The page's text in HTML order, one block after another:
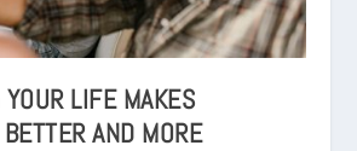
LIFE MAKES
AND MORE